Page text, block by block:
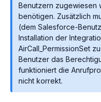
Benutzern zugewiesen
benötigen. Zusätzlich
(dem Salesforce-
Installation der
AirCall_PermissionSet
Benutzer das
funktioniert die
nicht korrekt.